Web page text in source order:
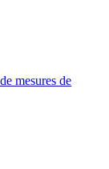
mesures de